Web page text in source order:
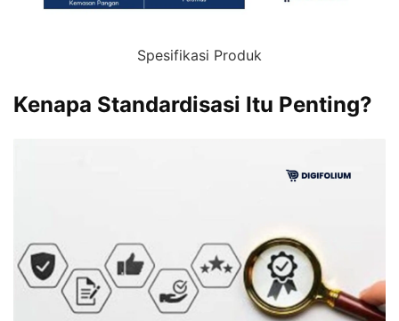
Spesifikasi Produk
Kenapa Standardisasi Itu Penting?